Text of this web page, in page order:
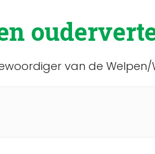
van de Welpen/